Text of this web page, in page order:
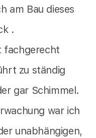
am Bau dieses
.
fachgerecht
zu ständig
gar Schimmel.
war ich
unabhängigen,